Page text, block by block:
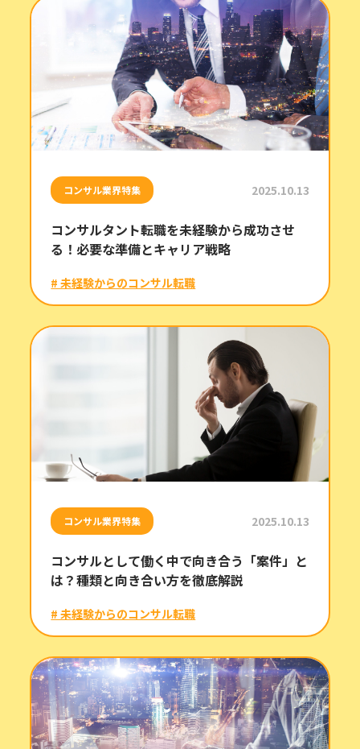
コンサル業界特集 2025.10.13
コンサルタント転職を未経験から成功させ
る！必要な準備とキャリア戦略
# 未経験からのコンサル転職
コンサル業界特集 2025.10.13
コンサルとして働く中で向き合う「案件」と
は？種類と向き合い方を徹底解説
# 未経験からのコンサル転職